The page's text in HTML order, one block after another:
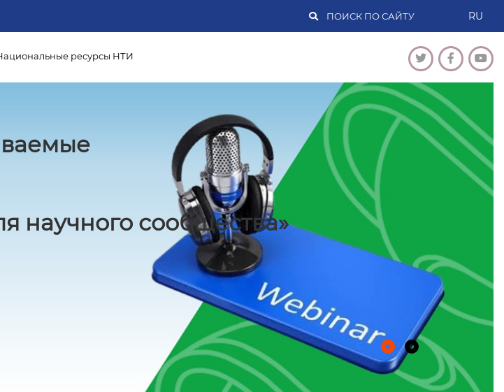
RU
ресурсы НТИ
научного сообщества»